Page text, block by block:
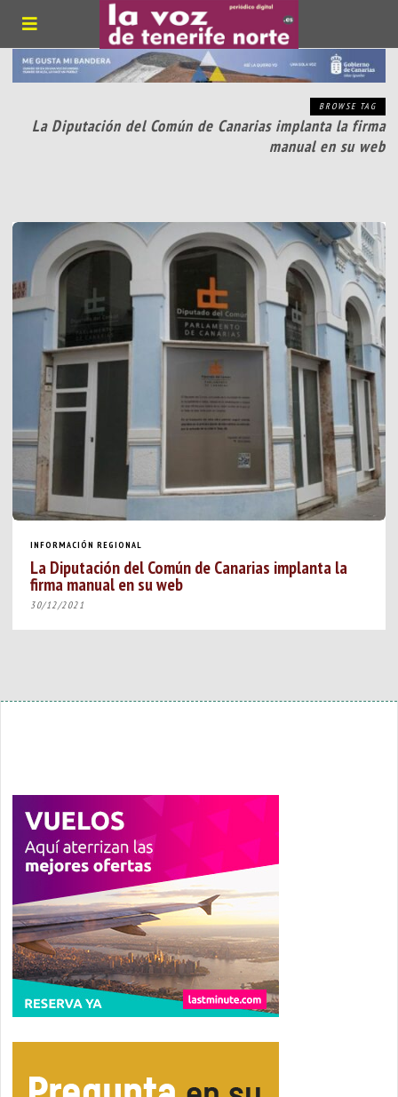
BROWSE TAG
La Diputación del Común de Canarias implanta la firma
manual en su web
INFORMACIÓN REGIONAL
La Diputación del Común de Canarias implanta la
firma manual en su web
30/12/2021